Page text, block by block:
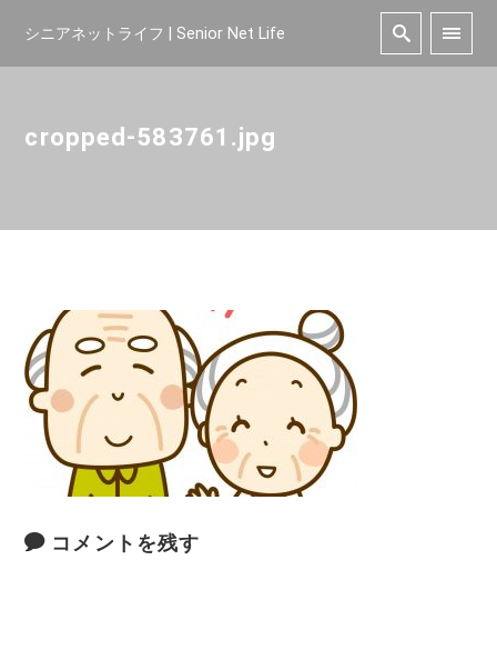
シニアネットライフ | Senior Net Life
cropped-583761.jpg
コメントを残す